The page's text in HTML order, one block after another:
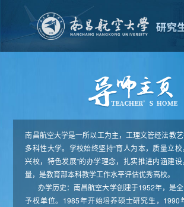
南昌航空大学是一所以工为主，工理文管经法教
多科性大学。学校始终坚持“育人为本，质量立
兴校，特色发展”的办学理念，扎实推进内涵建
量，是教育部本科教学工作水平评估优秀高校。
办学历史：南昌航空大学创建于1952年，是全
予权单位。1985年开始培养硕士研究生，1990